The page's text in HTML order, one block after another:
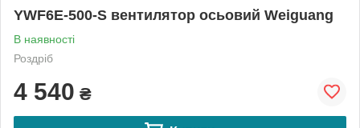
YWF6E-500-S вентилятор осьовий Weiguang
В наявності
Роздріб
4 540 ₴